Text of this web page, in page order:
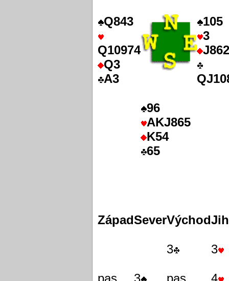
Q843
Q10974
Q3
A3
105
3
J862
96
AKJ865
K54
65
ZápadSeverVýchodJih
3 3